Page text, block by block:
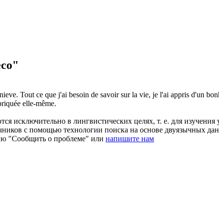
. Tout ce que j'ai besoin de savoir sur la vie, je l'ai appris d'un
elle-même.
исключительно в лингвистических целях, т. е. для
с помощью технологии поиска на основе двуязычных
"Сообщить о проблеме" или напишите нам